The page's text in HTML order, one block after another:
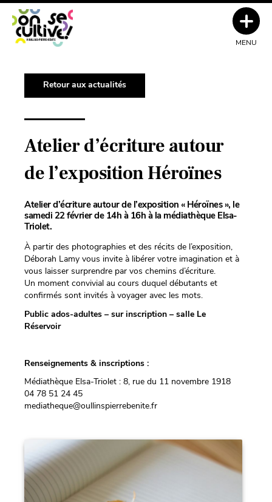
Retour aux actualités
Atelier d’écriture autour
de l’exposition Héroïnes
Atelier d’écriture autour de l’exposition « Héroïnes », le
samedi 22 février de 14h à 16h à la médiathèque Elsa-
Triolet.
À partir des photographies et des récits de l’exposition,
Déborah Lamy vous invite à libérer votre imagination et à
vous laisser surprendre par vos chemins d’écriture.
Un moment convivial au cours duquel débutants et
confirmés sont invités à voyager avec les mots.
Public ados-adultes – sur inscription – salle Le
Réservoir
Renseignements & inscriptions :
Médiathèque Elsa-Triolet : 8, rue du 11 novembre 1918
04 78 51 24 45
mediatheque@oullinspierrebenite.fr
MENU